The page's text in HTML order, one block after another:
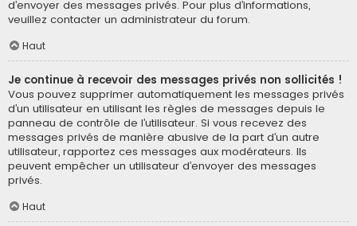
d’envoyer des messages privés. Pour plus d’informations,
veuillez contacter un administrateur du forum.
Haut
Je continue à recevoir des messages privés non sollicités !
Vous pouvez supprimer automatiquement les messages privés
d’un utilisateur en utilisant les règles de messages depuis le
panneau de contrôle de l’utilisateur. Si vous recevez des
messages privés de manière abusive de la part d’un autre
utilisateur, rapportez ces messages aux modérateurs. Ils
peuvent empêcher un utilisateur d’envoyer des messages
privés.
Haut